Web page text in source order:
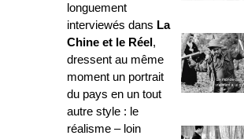
longuement
interviewés dans La
Chine et le Réel ,
dressent au même
moment un portrait
du pays en un tout
autre style : le
réalisme – loin